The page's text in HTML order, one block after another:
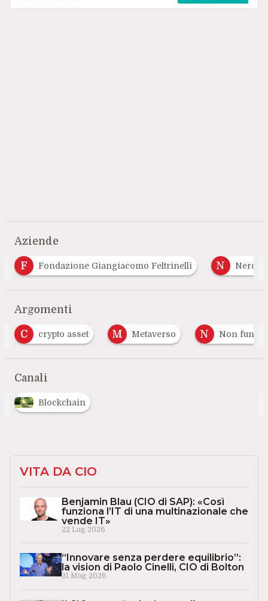
Aziende
N Nero Editions S Superinternet Foundation
Argomenti
M Metaverso N Non fungible token W
Canali
Blockchain
VITA DA CIO
Benjamin Blau (CIO di SAP): «Così
funziona l’IT di una multinazionale che
vende IT»
22 Lug 2026
“Innovare senza perdere equilibrio”:
la vision di Paolo Cinelli, CIO di Bolton
21 Mag 2026